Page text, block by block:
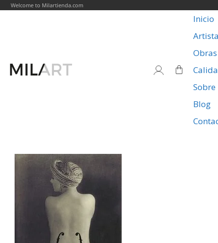
Welcome to Milartienda.com
Inicio
Obras
Blog